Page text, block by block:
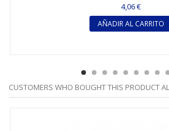
4,06 €
AÑADIR AL CARRITO
CUSTOMERS WHO BOUGHT THIS PRODUCT